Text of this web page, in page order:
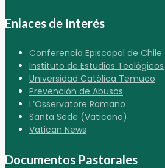
Enlaces de Interés
Conferencia Episcopal de Chile
Instituto de Estudios Teológicos
Universidad Católica Temuco
Prevención de Abusos
L’Osservatore Romano
Santa Sede (Vaticano)
Vatican News
Documentos Pastorales